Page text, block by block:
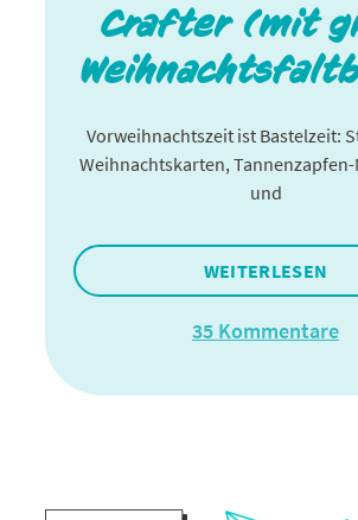
Crafter (mit
Vorweihnachtszeit ist Bastelzeit:
Weihnachtskarten,
und
WEITERLESEN
35 Kommentare